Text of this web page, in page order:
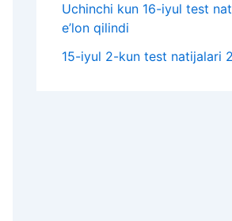
Uchinchi kun 16-iyul test
e’lon qilindi
15-iyul 2-kun test natijalari